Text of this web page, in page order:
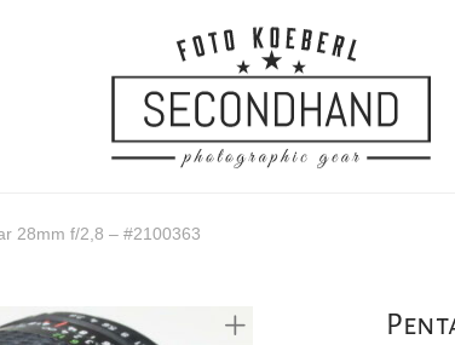
28mm f/2,8 – #2100363